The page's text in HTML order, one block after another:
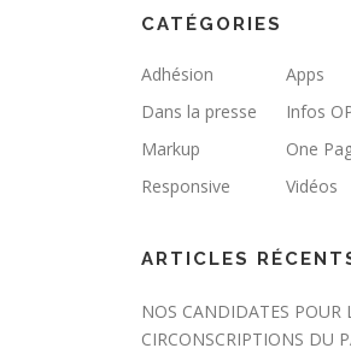
CATÉGORIES
Adhésion
Apps
Dans la presse
Infos
Markup
One
Responsive
Vidéos
ARTICLES
NOS CANDIDATES POUR
CIRCONSCRIPTIONS DU